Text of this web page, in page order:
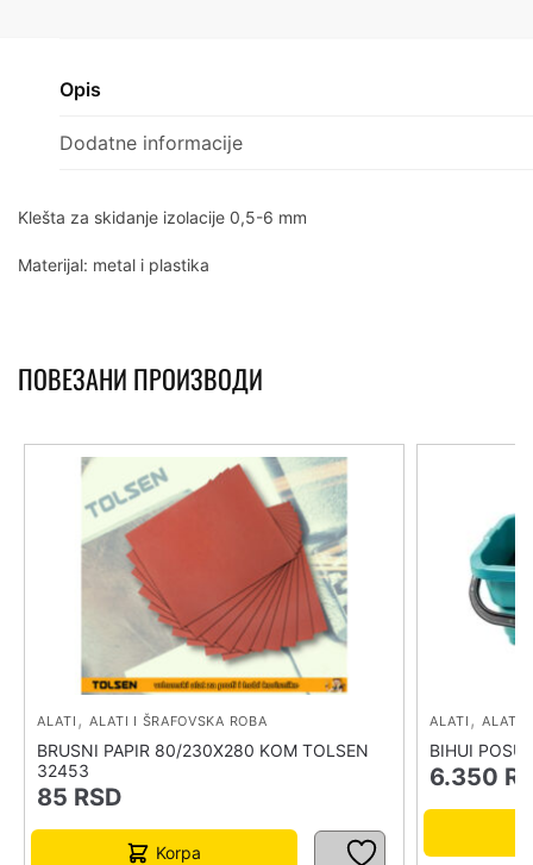
Opis
Dodatne informacije
Klešta za skidanje izolacije 0,5-6 mm
Materijal: metal i plastika
ПОВЕЗАНИ ПРОИЗВОДИ
ALATI , ALATI I ŠRAFOVSKA ROBA
BRUSNI PAPIR 80/230X280 KOM TOLSEN
32453
85 RSD
Korpa
ALATI , ALATI I
BIHUI
6.350